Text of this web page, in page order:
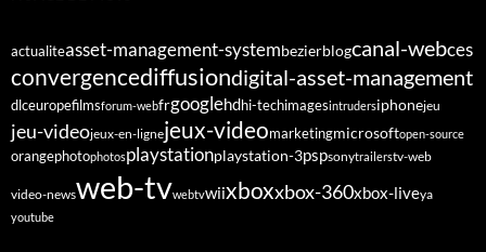
actualiteasset-management-systembezierblogcanal-webces
convergencediffusiondigital-asset-management
dlceuropefilmsforum-webfrgooglehdhi-techimagesintrudersiphonejeu
jeu-videojeux-en-lignejeux-videomarketingmicrosoftopen-source
orangephotophotosplaystationplaystation-3pspsonytrailerstv-web
video-newsweb-tvwebtvwiixboxxbox-360xbox-liveya
youtube